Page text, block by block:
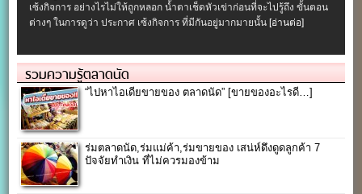
เซ้งกิจการ อย่างไรไม่ให้ถูกหลอก น้ำตาเช็ดหัวเข่าก่อนที่จะไปรู้ถึง ขั้นตอน
ต่างๆ ในการดูว่า ประกาศ เซ้งกิจการ ที่มีกันอยู่มากมายนั้น [อ่านต่อ]
รวมความรู้ตลาดนัด
“ไปหาไอเดียขายของ ตลาดนัด” [ขายของอะไรดี…]
ร่มตลาดนัด,ร่มแม่ค้า,ร่มขายของ เสน่ห์ดึงดูดลูกค้า 7
ปัจจัยทำเงิน ที่ไม่ควรมองข้าม